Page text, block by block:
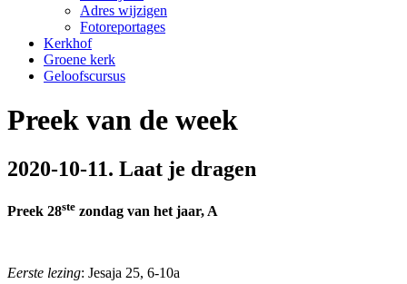
Adres wijzigen
Fotoreportages
Kerkhof
Groene kerk
Geloofscursus
Preek van de week
2020-10-11. Laat je dragen
Preek 28ste zondag van het jaar, A
Eerste lezing: Jesaja 25, 6-10a